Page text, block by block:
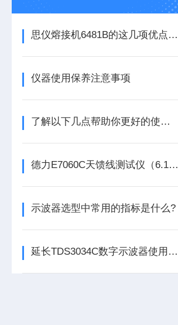
思仪熔接机6481B的这几项优点使其被广泛应用
仪器使用保养注意事项
了解以下几点帮助你更好的使用任意波函数发生器
德力E7060C天馈线测试仪（6.1GHz）
示波器选型中常用的指标是什么?
延长TDS3034C数字示波器使用寿命的五大保养技巧